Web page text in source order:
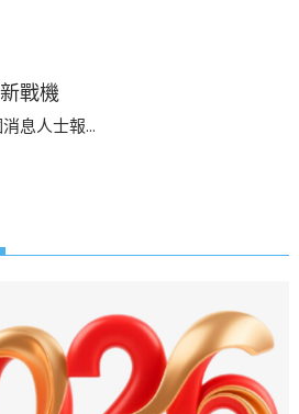
戰機
息人士報...